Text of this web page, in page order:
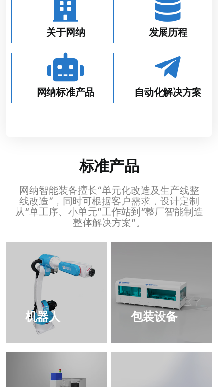
关于网纳 发展历程
网纳标准产品 自动化解决方案
标准产品
网纳智能装备擅长“单元化改造及生产线整
线改造”，同时可根据客户需求，设计定制
从“单工序、小单元”工作站到“整厂智能制 造
整体解决方案”。
机器人 包装设备